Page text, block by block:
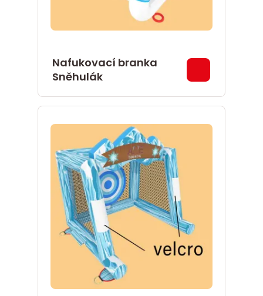
Nafukovací branka
Sněhulák